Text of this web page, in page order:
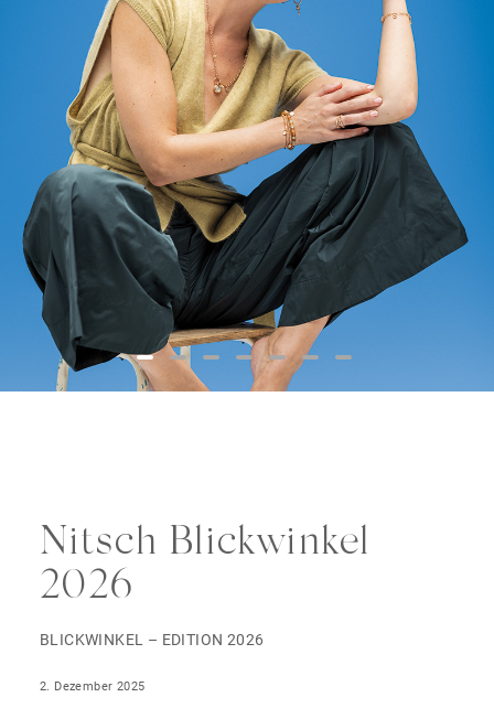
Nitsch Blickwinkel
2026
BLICKWINKEL – EDITION 2026
2. Dezember 2025